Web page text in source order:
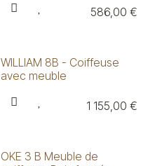
586,00 €
WILLIAM 8B - Coiffeuse
avec meuble
1 155,00 €
OKE 3 B Meuble de